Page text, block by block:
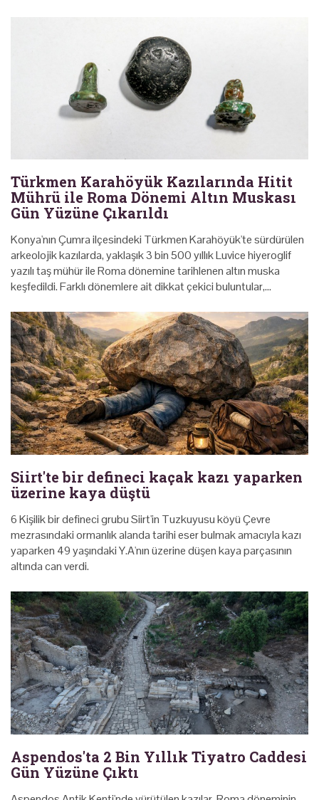
Türkmen Karahöyük Kazılarında Hitit
Mührü ile Roma Dönemi Altın Muskası
Gün Yüzüne Çıkarıldı
Konya'nın Çumra ilçesindeki Türkmen Karahöyük'te sürdürülen
arkeolojik kazılarda, yaklaşık 3 bin 500 yıllık Luvice hiyeroglif
yazılı taş mühür ile Roma dönemine tarihlenen altın muska
keşfedildi. Farklı dönemlere ait dikkat çekici buluntular,…
Siirt'te bir defineci kaçak kazı yaparken
üzerine kaya düştü
6 Kişilik bir defineci grubu Siirt'in Tuzkuyusu köyü Çevre
mezrasındaki ormanlık alanda tarihi eser bulmak amacıyla kazı
yaparken 49 yaşındaki Y.A'nın üzerine düşen kaya parçasının
altında can verdi.
Aspendos'ta 2 Bin Yıllık Tiyatro Caddesi
Gün Yüzüne Çıktı